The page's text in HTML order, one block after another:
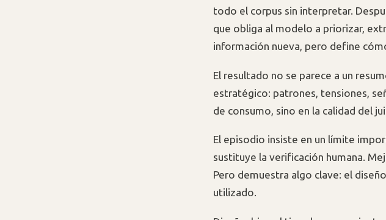
todo el corpus sin interpretar.
que obliga al modelo a priorizar,
información nueva, pero define
El resultado no se parece a un
estratégico: patrones, tensiones,
de consumo, sino en la calidad del
El episodio insiste en un límite
sustituye la verificación humana.
Pero demuestra algo clave: el
utilizado.